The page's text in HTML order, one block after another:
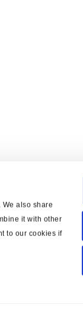
also share
it with other
to our cookies if